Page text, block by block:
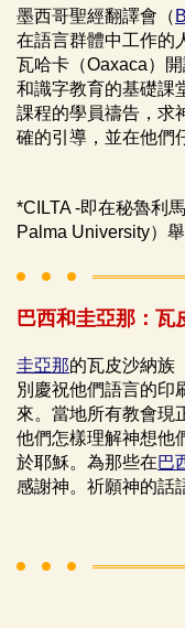
墨西哥聖經翻譯會（
在語言群體中工作的
瓦哈卡（Oaxaca）
和識字教育的基礎課
課程的學員禱告，求
確的引導，並在他們
*CILTA -即在秘魯利
Palma University）
巴西和圭亞那：瓦
圭亞那的瓦皮沙納族
別慶祝他們語言的印
來。當地所有教會現
他們怎樣理解神想他
於耶穌。為那些在巴
感謝神。祈願神的話